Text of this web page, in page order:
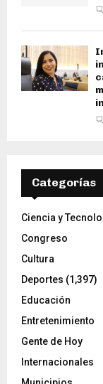
Categorías
Ciencia y
Congreso
Cultura
Deportes (1,397)
Educación
Entretenimiento
Gente de Hoy
Internacionales